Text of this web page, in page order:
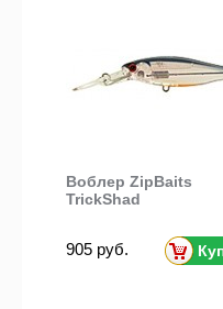
Воблер ZipBaits
TrickShad
905 руб.